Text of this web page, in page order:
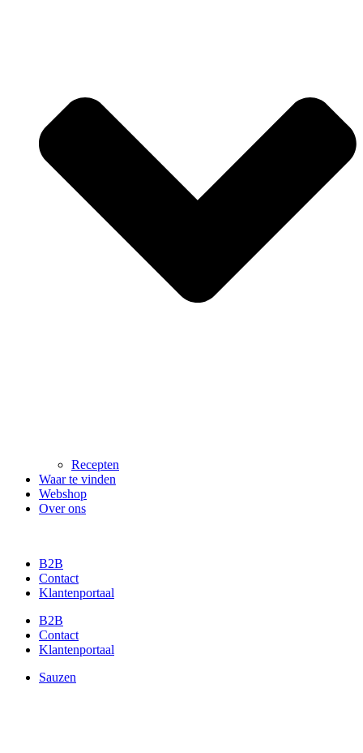
Recepten
Waar te vinden
Webshop
Over ons
B2B
Contact
Klantenportaal
B2B
Contact
Klantenportaal
Sauzen